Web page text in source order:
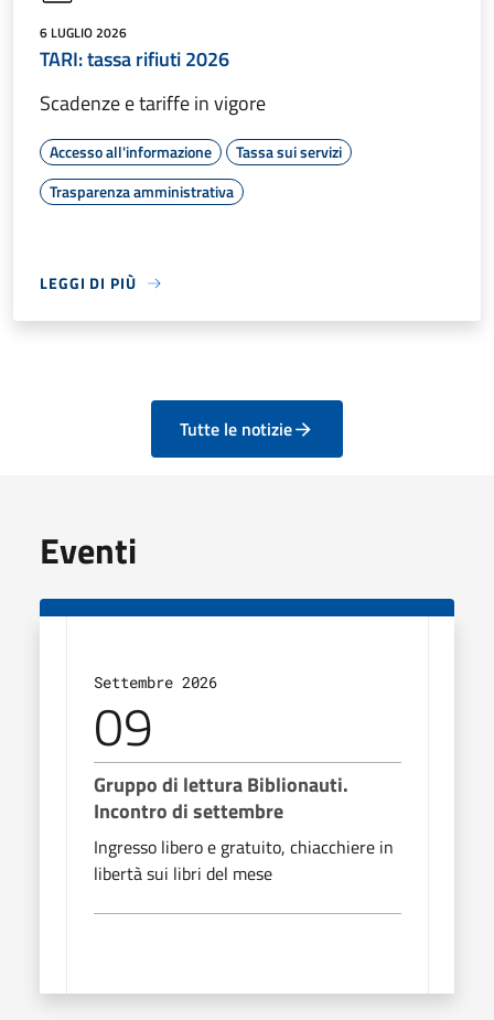
6 LUGLIO 2026
TARI: tassa rifiuti 2026
Scadenze e tariffe in vigore
Accesso all'informazione
Tassa sui servizi
Trasparenza amministrativa
LEGGI DI PIÙ
Tutte le notizie
Eventi
Settembre 2026
09
Gruppo di lettura Biblionauti.
Incontro di settembre
Ingresso libero e gratuito, chiacchiere in
libertà sui libri del mese